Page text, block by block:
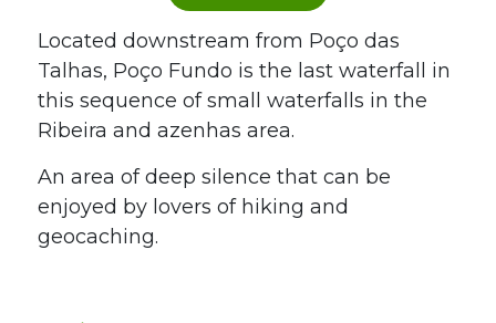
Located downstream from Poço das
Talhas, Poço Fundo is the last waterfall in
this sequence of small waterfalls in the
Ribeira and azenhas area.
An area of deep silence that can be
enjoyed by lovers of hiking and
geocaching.